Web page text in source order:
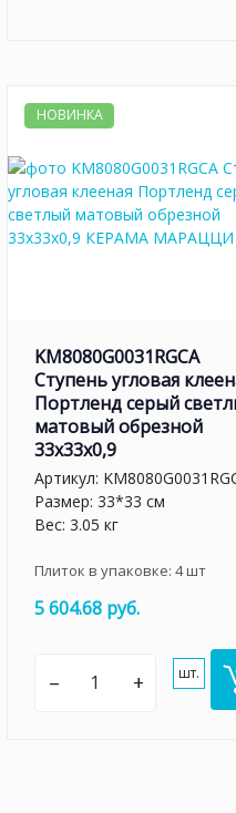
НОВИНКА
KM8080G0031RGCA
Ступень угловая
Портленд серый
матовый обрезной
33x33x0,9
Артикул:
Размер: 33*33 см
Вес: 3.05 кг
Плиток в упаковке: 4шт
5 604.68 руб.
– + шт.